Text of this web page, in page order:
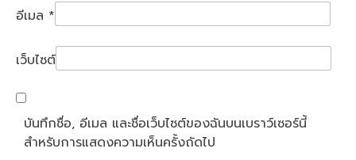
อีเมล *
เว็บไซต์
บันทึกชื่อ, อีเมล และชื่อเว็บไซต์ของฉันบนเบราว์เซอร์นี้
สำหรับการแสดงความเห็นครั้งถัดไป